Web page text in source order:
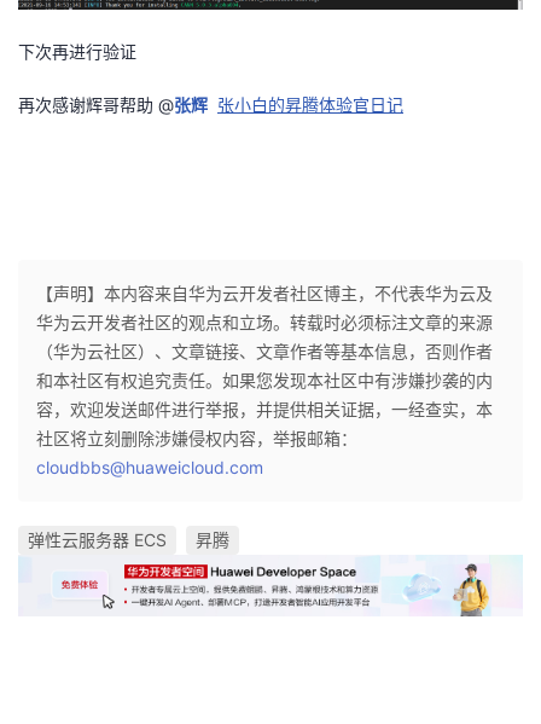
下次再进行验证
再次感谢辉哥帮助 @张辉 张小白的昇腾体验官日记
【声明】本内容来自华为云开发者社区博主，不代表华为云及
华为云开发者社区的观点和立场。转载时必须标注文章的来源
（华为云社区）、文章链接、文章作者等基本信息，否则作者
和本社区有权追究责任。如果您发现本社区中有涉嫌抄袭的内
容，欢迎发送邮件进行举报，并提供相关证据，一经查实，本
社区将立刻删除涉嫌侵权内容，举报邮箱：
cloudbbs@huaweicloud.com
弹性云服务器 ECS 昇腾